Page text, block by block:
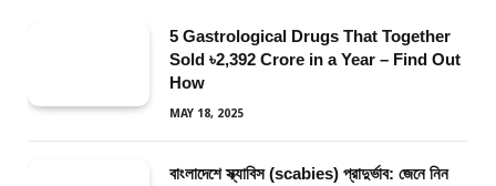
5 Gastrological Drugs That Together
Sold ৳2,392 Crore in a Year – Find Out
How
MAY 18, 2025
বাংলাদেশে স্ক্যাবিস (scabies) প্রাদুর্ভাব: জেনে নিন